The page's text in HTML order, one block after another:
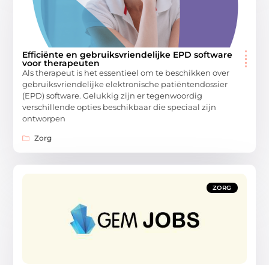
Efficiënte en gebruiksvriendelijke EPD software
voor therapeuten
Als therapeut is het essentieel om te beschikken over
gebruiksvriendelijke elektronische patiëntendossier
(EPD) software. Gelukkig zijn er tegenwoordig
verschillende opties beschikbaar die speciaal zijn
ontworpen
Zorg
ZORG